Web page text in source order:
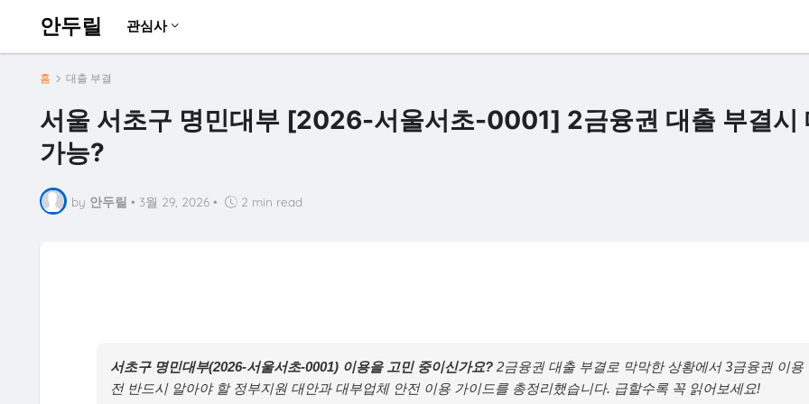
안두릴 관심사
홈 대출 부결
서울 서초구 명민대부 [2026-서울서초-0001] 2금융권 대출 부결시
가능?
by 안두릴 • 3월 29, 2026 • 2 min read
서초구 명민대부(2026-서울서초-0001) 이용을 고민 중이신가요? 2금융권 대출 부결로 막막한 상황에서 3금융권 이용
전 반드시 알아야 할 정부지원 대안과 대부업체 안전 이용 가이드를 총정리했습니다. 급할수록 꼭 읽어보세요!